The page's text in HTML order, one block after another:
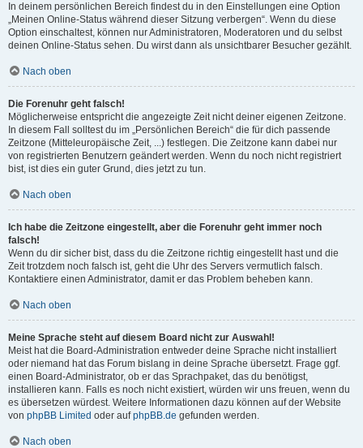
In deinem persönlichen Bereich findest du in den Einstellungen eine Option
„Meinen Online-Status während dieser Sitzung verbergen“. Wenn du diese
Option einschaltest, können nur Administratoren, Moderatoren und du selbst
deinen Online-Status sehen. Du wirst dann als unsichtbarer Besucher gezählt.
Nach oben
Die Forenuhr geht falsch!
Möglicherweise entspricht die angezeigte Zeit nicht deiner eigenen Zeitzone.
In diesem Fall solltest du im „Persönlichen Bereich“ die für dich passende
Zeitzone (Mitteleuropäische Zeit, ...) festlegen. Die Zeitzone kann dabei nur
von registrierten Benutzern geändert werden. Wenn du noch nicht registriert
bist, ist dies ein guter Grund, dies jetzt zu tun.
Nach oben
Ich habe die Zeitzone eingestellt, aber die Forenuhr geht immer noch
falsch!
Wenn du dir sicher bist, dass du die Zeitzone richtig eingestellt hast und die
Zeit trotzdem noch falsch ist, geht die Uhr des Servers vermutlich falsch.
Kontaktiere einen Administrator, damit er das Problem beheben kann.
Nach oben
Meine Sprache steht auf diesem Board nicht zur Auswahl!
Meist hat die Board-Administration entweder deine Sprache nicht installiert
oder niemand hat das Forum bislang in deine Sprache übersetzt. Frage ggf.
einen Board-Administrator, ob er das Sprachpaket, das du benötigst,
installieren kann. Falls es noch nicht existiert, würden wir uns freuen, wenn du
es übersetzen würdest. Weitere Informationen dazu können auf der Website
von phpBB Limited oder aufphpBB.de gefunden werden.
Nach oben